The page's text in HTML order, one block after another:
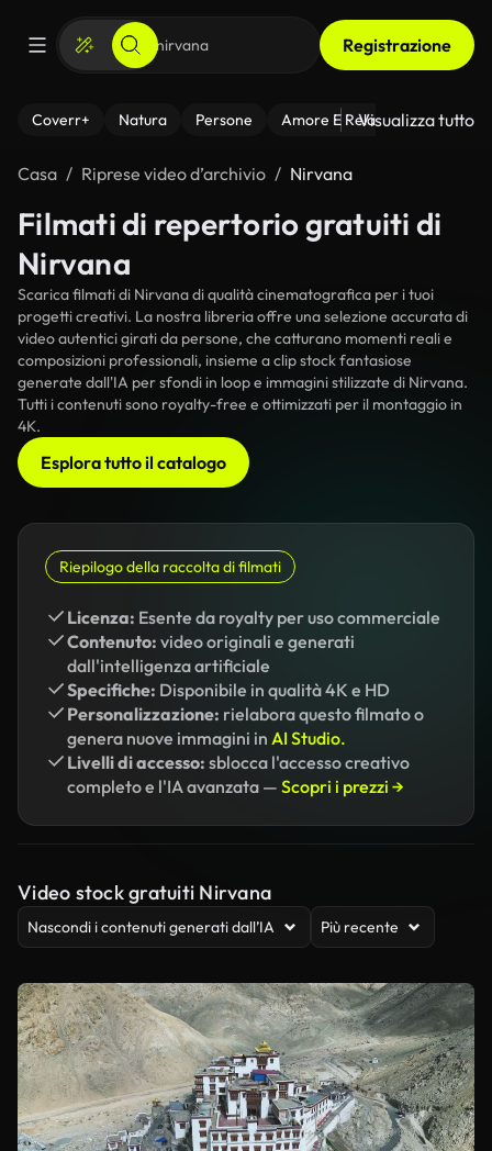
Registrazione
Coverr+ Natura Persone Amore E Relazioni Il
Visualizza tutto
Casa Riprese video d’archivio Nirvana
Filmati di repertorio gratuiti di
Nirvana
Scarica filmati di Nirvana di qualità cinematografica per i tuoi
progetti creativi. La nostra libreria offre una selezione accurata di
video autentici girati da persone, che catturano momenti reali e
composizioni professionali, insieme a clip stock fantasiose
generate dall'IA per sfondi in loop e immagini stilizzate di Nirvana.
Tutti i contenuti sono royalty-free e ottimizzati per il montaggio in
4K.
Esplora tutto il catalogo
Riepilogo della raccolta di filmati
Licenza: Esente da royalty per uso commerciale
Contenuto: video originali e generati
dall'intelligenza artificiale
Specifiche: Disponibile in qualità 4K e HD
Personalizzazione: rielabora questo filmato o
genera nuove immagini in AI Studio.
Livelli di accesso: sblocca l'accesso creativo
completo e l'IA avanzata — Scopri i prezzi →
Video stock gratuiti Nirvana
Nascondi i contenuti generati dall’IA Più recente